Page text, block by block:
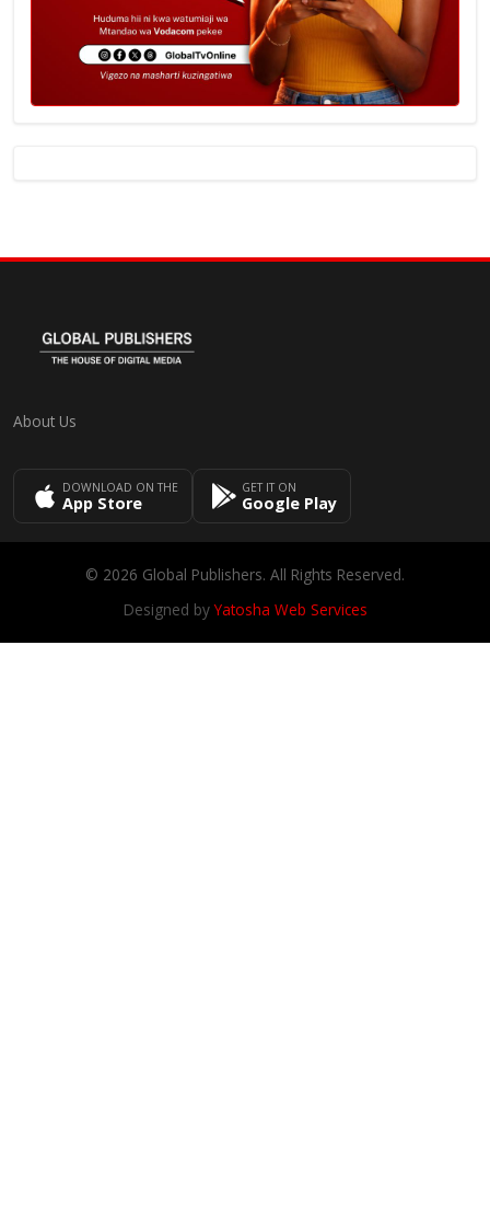
About Us
DOWNLOAD ON THE
App Store
GET IT ON
Google Play
© 2026 Global Publishers. All Rights Reserved.
Designed byYatosha Web Services